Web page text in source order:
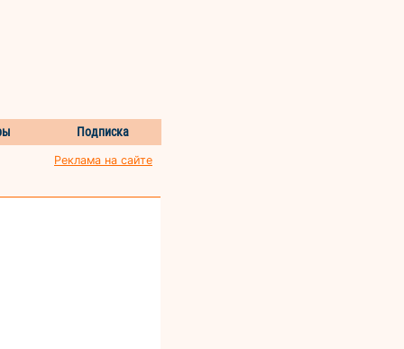
Подписка
Реклама на сайте